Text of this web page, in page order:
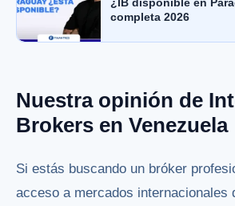
completa 2026
Nuestra opinión de
Brokers en Venezuela
Si estás buscando un bróker
acceso a mercados internacionales